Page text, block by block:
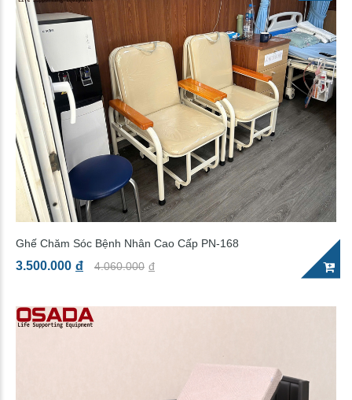
Ghế Chăm Sóc Bệnh Nhân Cao Cấp PN-168
3.500.000 đ 4.060.000 đ